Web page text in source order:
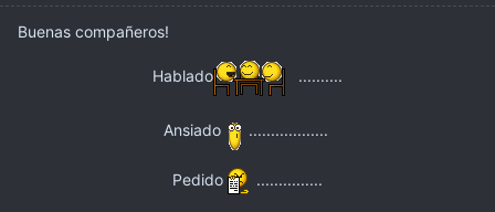
Buenas compañeros!
Hablado ..........
Ansiado ..................
Pedido ...............